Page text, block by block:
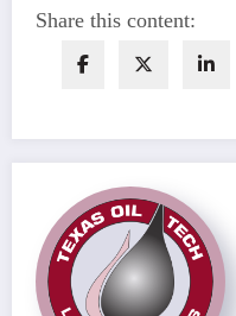
Share this content: